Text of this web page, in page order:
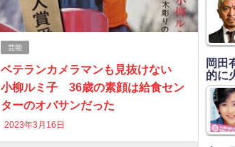
芸能
ベテランカメラマンも見抜けない
小柳ルミ子 36歳の素顔は給食セン
ターのオバサンだった
2023年3月16日
岡田
的に